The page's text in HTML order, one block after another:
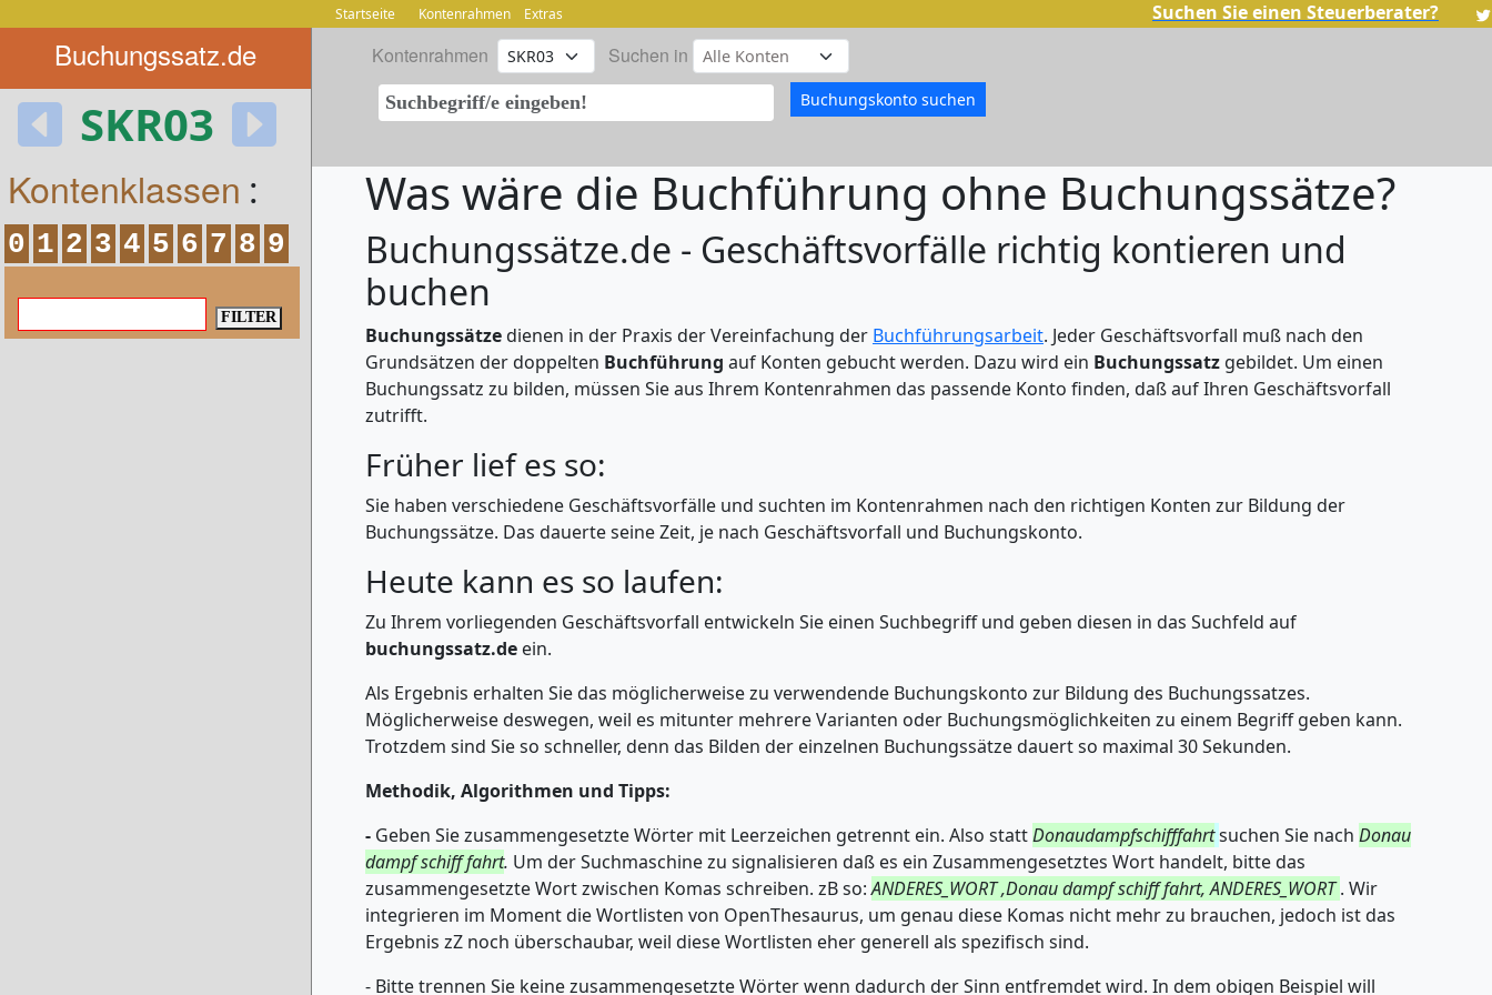
Startseite Kontenrahmen Extras Suchen Sie einen Steuerberater?
Buchungssatz.de
SKR03
Kontenrahmen Suchen in
Kontenklassen :
0 1 2 3 4 5 6 7 8 9
Was wäre die Buchführung ohne Buchungssätze?
Buchungssätze.de - Geschäftsvorfälle richtig kontieren und
buchen
Buchungssätzedienen in der Praxis der Vereinfachung der Buchführungsarbeit. Jeder Geschäftsvorfall muß nach den
Grundsätzen der doppelten Buchführung auf Konten gebucht werden. Dazu wird ein Buchungssatz gebildet. Um einen
Buchungssatz zu bilden, müssen Sie aus Ihrem Kontenrahmen das passende Konto finden, daß auf Ihren Geschäftsvorfall
zutrifft.
Früher lief es so:
Sie haben verschiedene Geschäftsvorfälle und suchten im Kontenrahmen nach den richtigen Konten zur Bildung der
Buchungssätze. Das dauerte seine Zeit, je nach Geschäftsvorfall und Buchungskonto.
Heute kann es so laufen:
Zu Ihrem vorliegenden Geschäftsvorfall entwickeln Sie einen Suchbegriff und geben diesen in das Suchfeld auf
buchungssatz.de ein.
Als Ergebnis erhalten Sie das möglicherweise zu verwendende Buchungskonto zur Bildung des Buchungssatzes.
Möglicherweise deswegen, weil es mitunter mehrere Varianten oder Buchungsmöglichkeiten zu einem Begriff geben kann.
Trotzdem sind Sie so schneller, denn das Bilden der einzelnen Buchungssätze dauert so maximal 30 Sekunden.
Methodik, Algorithmen und Tipps:
- Geben Sie zusammengesetzte Wörter mit Leerzeichen getrennt ein. Also stattDonaudampfschifffahrtsuchen Sie nach Donau
dampf schiff fahrt. Um der Suchmaschine zu signalisieren daß es ein Zusammengesetztes Wort handelt, bitte das
zusammengesetzte Wort zwischen Komas schreiben. zB so:ANDERES_WORT ,Donau dampf schiff fahrt, ANDERES_WORT . Wir
integrieren im Moment die Wortlisten von OpenThesaurus, um genau diese Komas nicht mehr zu brauchen, jedoch ist das
Ergebnis zZ noch überschaubar, weil diese Wortlisten eher generell als spezifisch sind.
- Bitte trennen Sie keine zusammengesetzte Wörter wenn dadurch der Sinn entfremdet wird. In dem obigen Beispiel will